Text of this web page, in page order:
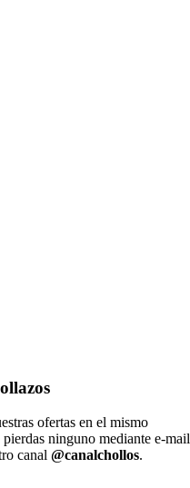
ofertas en el mismo
ninguno mediante e-mail
canal @canalchollos.